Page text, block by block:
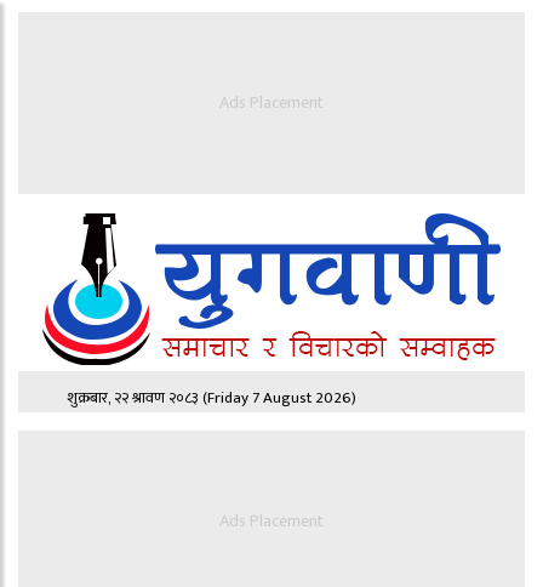
Ads Placement
शुक्रबार, २२ श्रावण २०८३(Friday 7 August 2026)
Ads Placement